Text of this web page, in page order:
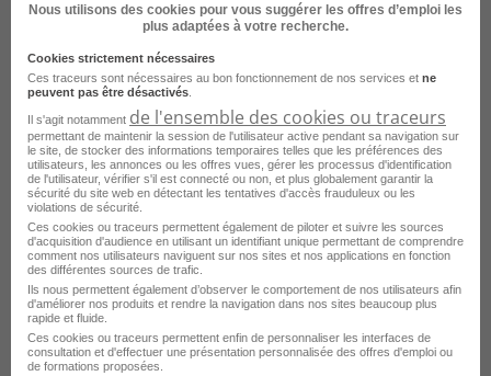
Voir plus
Emploi Greffier Marseille
Emploi Greffier Metz
Emploi Greffier Lille
Emploi Greffier Fleury-Mérogis
Emploi Greffier Nantes
Emploi Greffier Entraigues-sur-la-Sorgue
Emploi Greffier Saintes
Emploi Greffier Sarreguemines
Emploi Greffier Fresnes
Voir toutes les offres Greffier par ville
Nous utilisons des cookies pour vous suggérer les offres d’emploi les
plus adaptées à votre recherche.
Cookies strictement nécessaires
Ces traceurs sont nécessaires au bon fonctionnement de nos services et ne
peuvent pas être désactivés
Il s'agit notamment de l'ensemble des cookies ou traceurs
permettant de maintenir la session de l'utilisateur active pendant sa navigation sur
le site, de stocker des informations temporaires telles que les préférences des
utilisateurs, les annonces ou les offres vues, gérer les processus d'identification
de l'utilisateur, vérifier s'il est connecté ou non, et plus globalement garantir la
sécurité du site web en détectant les tentatives d'accès frauduleux ou les
violations de sécurité.
Ces cookies ou traceurs permettent également de piloter et suivre les sources
d'acquisition d'audience en utilisant un identifiant unique permettant de comprendre
comment nos utilisateurs naviguent sur nos sites et nos applications en fonction
des différentes sources de trafic.
Ils nous permettent également d’observer le comportement de nos utilisateurs afin
d'améliorer nos produits et rendre la navigation dans nos sites beaucoup plus
rapide et fluide.
Ces cookies ou traceurs permettent enfin de personnaliser les interfaces de
consultation et d'effectuer une présentation personnalisée des offres d'emploi ou
de formations proposées.